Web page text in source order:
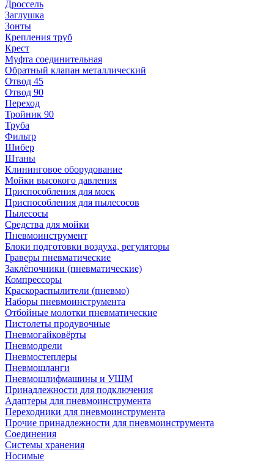
Дроссель
Заглушка
Зонты
Крепления труб
Крест
Муфта соединительная
Обратный клапан металлический
Отвод 45
Отвод 90
Переход
Тройник 90
Труба
Фильтр
Шибер
Штаны
Клининговое оборудование
Мойки высокого давления
Приспособления для моек
Приспособления для пылесосов
Пылесосы
Средства для мойки
Пневмоинструмент
Блоки подготовки воздуха, регуляторы
Граверы пневматические
Заклёпочники (пневматические)
Компрессоры
Краскораспылители (пневмо)
Наборы пневмоинструмента
Отбойные молотки пневматические
Пистолеты продувочные
Пневмогайковёрты
Пневмодрели
Пневмостеплеры
Пневмошланги
Пневмошлифмашины и УШМ
Принадлежности для подключения
Адаптеры для пневмоинструмента
Переходники для пневмоинструмента
Прочие принадлежности для пневмоинструмента
Соединения
Системы хранения
Носимые